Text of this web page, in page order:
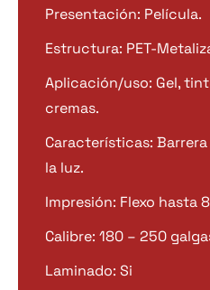
Presentación: Película.
Estructura: PET-
Aplicación/uso: Gel,
cremas.
Características:
la luz.
Impresión: Flexo hasta
Calibre: 180 – 250
Laminado: Si